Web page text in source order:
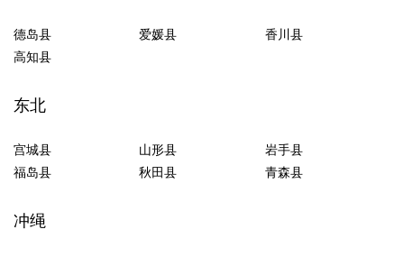
德岛县 爱媛县
香川县
高知县
东北
宫城县 山形县
岩手县
福岛县
秋田县 青森县
冲绳